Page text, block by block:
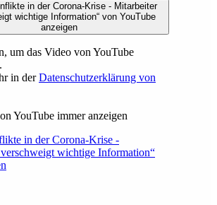
in der Corona-Krise - Mitarbeiter
wichtige Information“ von YouTube
anzeigen
um das Video von YouTube
in derDatenschutzerklärung von
YouTube immer anzeigen
in der Corona-Krise -
wichtige Information“